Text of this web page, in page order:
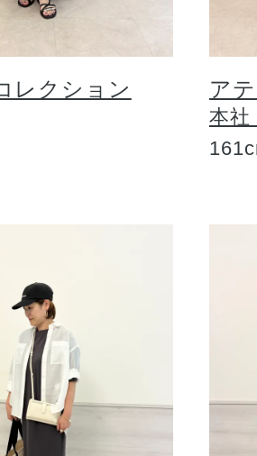
レクション ア
本